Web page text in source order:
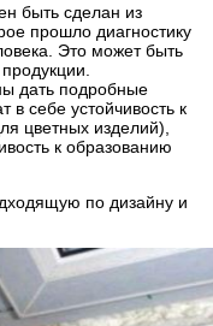
быть сделан из
прошло диагностику
Это может быть
дать подробные
себе устойчивость к
цветных изделий),
к образованию
по дизайну и